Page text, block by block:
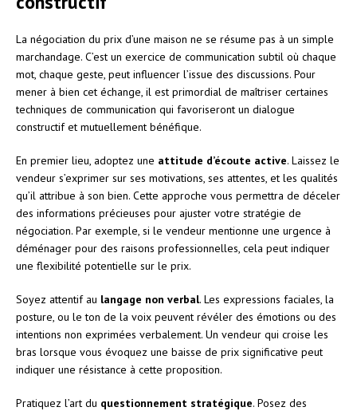
La négociation du prix d’une maison ne se résume pas à un simple
marchandage. C’est un exercice de communication subtil où chaque
mot, chaque geste, peut influencer l’issue des discussions. Pour
mener à bien cet échange, il est primordial de maîtriser certaines
techniques de communication qui favoriseront un dialogue
constructif et mutuellement bénéfique.
En premier lieu, adoptez une attitude d’écoute active. Laissez le
vendeur s’exprimer sur ses motivations, ses attentes, et les qualités
qu’il attribue à son bien. Cette approche vous permettra de déceler
des informations précieuses pour ajuster votre stratégie de
négociation. Par exemple, si le vendeur mentionne une urgence à
déménager pour des raisons professionnelles, cela peut indiquer
une flexibilité potentielle sur le prix.
Soyez attentif au langage non verbal. Les expressions faciales, la
posture, ou le ton de la voix peuvent révéler des émotions ou des
intentions non exprimées verbalement. Un vendeur qui croise les
bras lorsque vous évoquez une baisse de prix significative peut
indiquer une résistance à cette proposition.
Pratiquez l’art du questionnement stratégique. Posez des